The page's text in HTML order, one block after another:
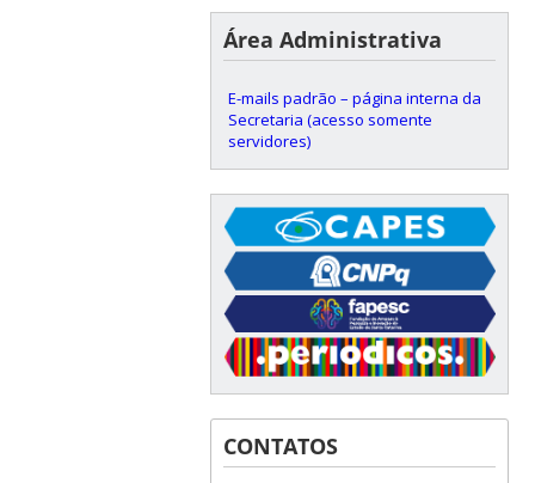
Área Administrativa
E-mails padrão – página interna da
Secretaria (acesso somente
servidores)
CONTATOS